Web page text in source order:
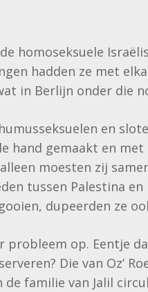
homoseksuele
hadden ze met
in Berlijn onder die
en
hand gemaakt en
moesten zij
tussen Palestina
dupeerden ze
probleem op. Eentje
Die van Oz’
familie van Jalil